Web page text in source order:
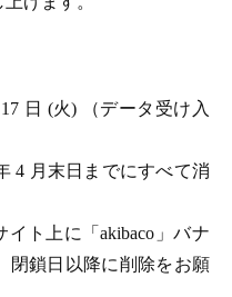
日 (火) （データ受け入
4 月末日までにすべて消
イト上に「akibaco」バナ
閉鎖日以降に削除をお願